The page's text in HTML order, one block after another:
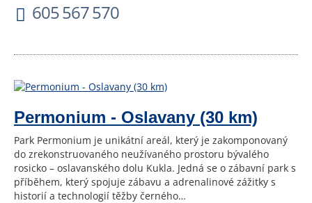
605 567 570
Permonium - Oslavany (30 km)
Park Permonium je unikátní areál, který je zakomponovaný
do zrekonstruovaného neužívaného prostoru bývalého
rosicko – oslavanského dolu Kukla. Jedná se o zábavní park s
příběhem, který spojuje zábavu a adrenalinové zážitky s
historií a technologií těžby černého…